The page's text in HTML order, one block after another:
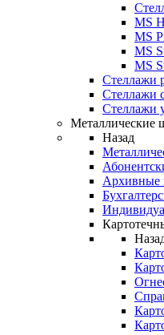
MS
MS
MS
MS
Стеллажи
Стеллажи
Стеллажи
Металлические
Назад